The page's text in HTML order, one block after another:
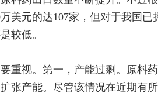
美元的达107家，但对于我国已
较低。
重视。第一，产能过剩。原料
张产能。尽管该情况在近期有